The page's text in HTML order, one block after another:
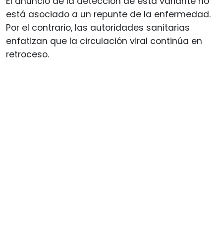
está asociado a un repunte de la enfermedad.
Por el contrario, las autoridades sanitarias
enfatizan que la circulación viral continúa en
retroceso.